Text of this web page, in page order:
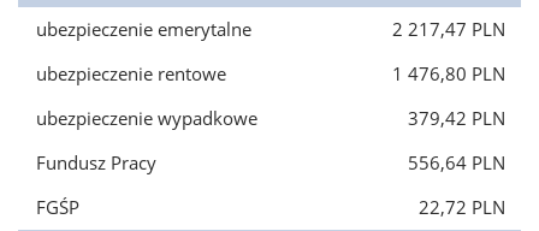
ubezpieczenie emerytalne
2 217,47 PLN
ubezpieczenie rentowe
1 476,80 PLN
ubezpieczenie wypadkowe
379,42 PLN
Fundusz Pracy
556,64 PLN
FGŚP
22,72 PLN